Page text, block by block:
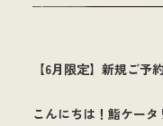
【6月限定】新規ご予
こんにちは！鮨ケータ